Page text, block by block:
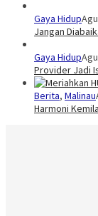
Gaya Hidup
Jangan
Gaya Hidup
Provider Jadi
Berita, Malinau
Harmoni